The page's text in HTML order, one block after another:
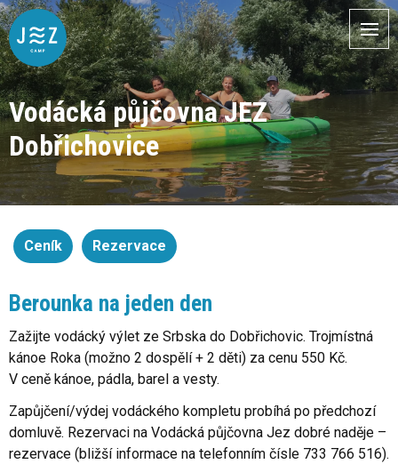
Vodácká půjčovna JEZ
Dobřichovice
Ceník Rezervace
Berounka na jeden den
Zažijte vodácký výlet ze Srbska do Dobřichovic. Trojmístná
kánoe Roka (možno 2 dospělí + 2 děti) za cenu 550 Kč.
V ceně kánoe, pádla, barel a vesty.
Zapůjčení/výdej vodáckého kompletu probíhá po předchozí
domluvě. Rezervaci na Vodácká půjčovna Jez dobré naděje –
rezervace (bližší informace na telefonním čísle 733 766 516).